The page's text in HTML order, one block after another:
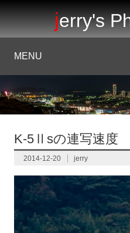
jerry's
MENU
K-5Ⅱsの連写速度
2014-12-20 jerry